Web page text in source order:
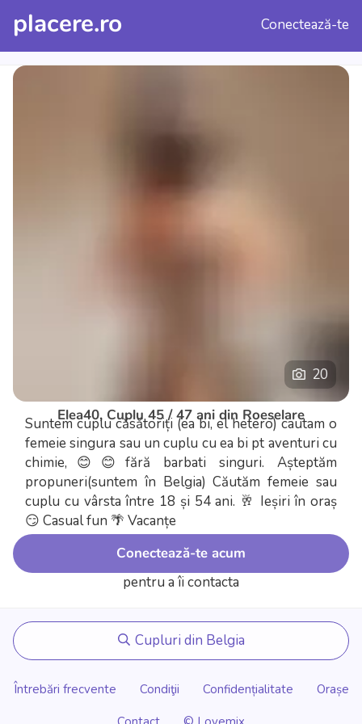
placere.ro Conectează-te
20
Elea40, Cuplu 45 / 47 ani din Roeselare
Suntem cuplu căsătoriți (ea bi, el hetero) cautam o
femeie singura sau un cuplu cu ea bi pt aventuri cu
chimie,😊😊fără barbati singuri. Așteptăm
propuneri(suntem în Belgia) Căutăm femeie sau
cuplu cu vârsta între 18 și 54 ani. 🥂 Ieșiri în oraș
😏 Casual fun 🌴 Vacanțe
Conectează-te acum
pentru a îi contacta
Cupluri din Belgia
Întrebări frecvente Condiţii Confidențialitate
Orașe